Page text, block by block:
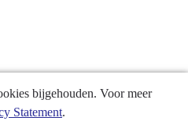
bijgehouden. Voor meer
Statement.